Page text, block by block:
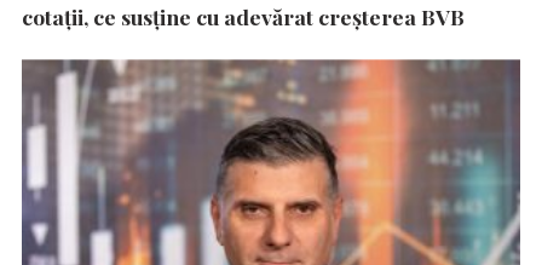
cotații, ce susține cu adevărat creșterea BVB